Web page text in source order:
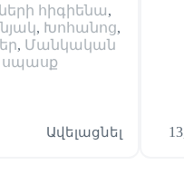
հիգիենա,
, Խոհանոց,
, Մանկական
սպասք
Ավելացնել